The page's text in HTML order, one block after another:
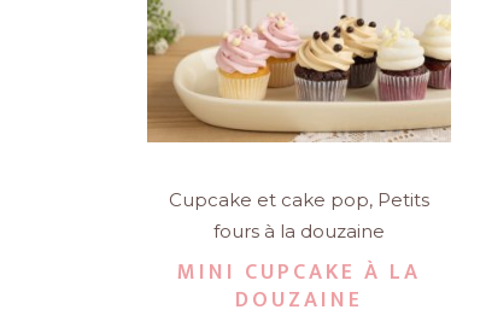
Cupcake et cake pop, Petits
fours à la douzaine
MINI CUPCAKE À LA
DOUZAINE